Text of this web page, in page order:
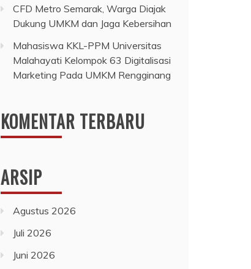
CFD Metro Semarak, Warga Diajak
Dukung UMKM dan Jaga Kebersihan
Mahasiswa KKL-PPM Universitas
Malahayati Kelompok 63 Digitalisasi
Marketing Pada UMKM Rengginang
KOMENTAR TERBARU
ARSIP
Agustus 2026
Juli 2026
Juni 2026